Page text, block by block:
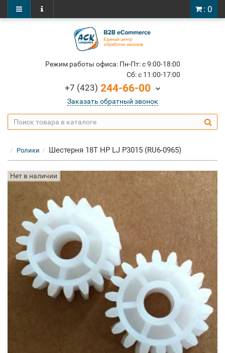
: 0
Режим работы офиса: Пн-Пт: c 9:00-18:00
Cб: c 11:00-17:00
+7 (423) 244-66-00
Заказать обратный звонок
Ролики Шестерня 18T HP LJ P3015 (RU6-0965)
Нет в наличии